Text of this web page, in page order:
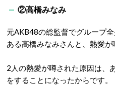
②高橋みなみ
元AKB48の総監督でグループ
ある高橋みなみさんと、熱愛が
2 人の熱愛が噂された原因は、
をすることになったからです。